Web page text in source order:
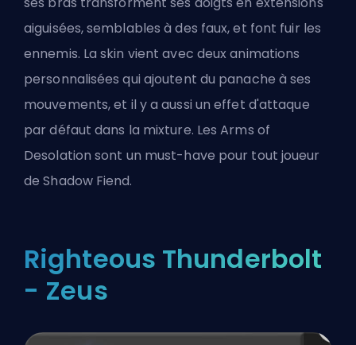
aiguisées, semblables à des faux, et font fuir les
ennemis. La skin vient avec deux animations
personnalisées qui ajoutent du panache à ses
mouvements, et il y a aussi un effet d'attaque
par défaut dans la mixture. Les Arms of
Desolation sont un must-have pour tout joueur
de Shadow Fiend.
Righteous Thunderbolt
- Zeus